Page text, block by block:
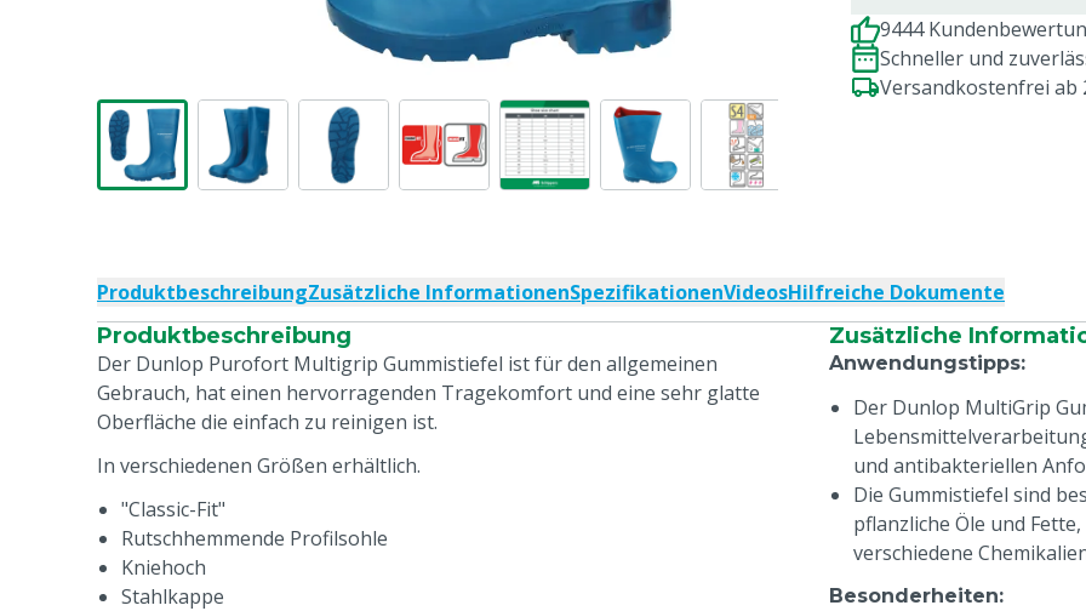
9444
Schneller und
Versandkostenfrei ab
ProduktbeschreibungZusätzliche InformationenSpezifikationenVideosHilfreiche Dokumente
Produktbeschreibung
Der Dunlop Purofort Multigrip Gummistiefel ist für den allgemeinen
Gebrauch, hat einen hervorragenden Tragekomfort und eine sehr glatte
Oberfläche die einfach zu reinigen ist.
In verschiedenen Größen erhältlich.
"Classic-Fit"
Rutschhemmende Profilsohle
Kniehoch
Stahlkappe
Zusätzliche
Anwendungstipps:
Der Dunlop MultiGrip
und antibakteriellen
Die Gummistiefel sind
pflanzliche Öle und
verschiedene
Besonderheiten: